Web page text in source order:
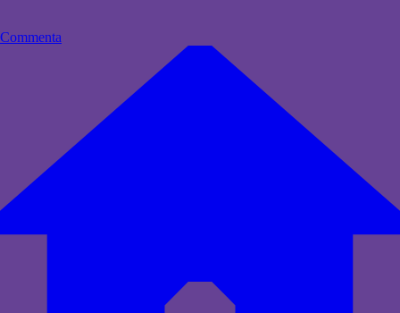
Commenta